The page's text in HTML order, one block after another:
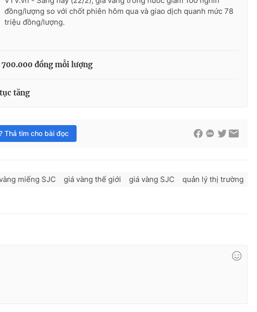
đồng/lượng so với chốt phiên hôm qua và giao dịch quanh mức 78
triệu đồng/lượng.
đồng mỗi lượng
tăng
Thả tim cho bài đọc
miếng SJC giá vàng thế giới giá vàng SJC
quản lý thị trường